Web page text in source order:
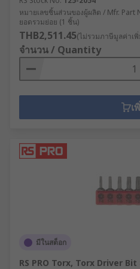
หมายเลขชิ้นส่วนของผู้ผลิต / Mfr. Part
ยอดรวมย่อย (1 ชิ้น)
THB2,511.45(ไม่รวมภาษีมูลค่าเ
จำนวน / Quantity
เ
มีในสต็อก
RS PRO Torx, Torx Driver Bit